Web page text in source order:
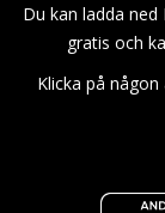
Du kan ladda
gratis och
Klicka på